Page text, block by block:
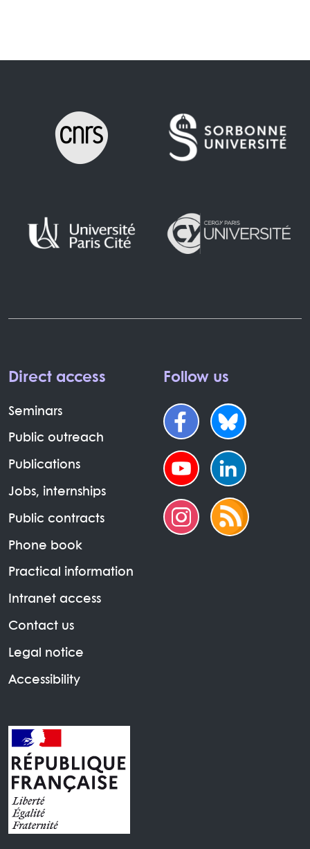
Direct access
Seminars
Public outreach
Publications
Jobs, internships
Public contracts
Phone book
Practical information
Intranet access
Contact us
Legal notice
Accessibility
Follow us